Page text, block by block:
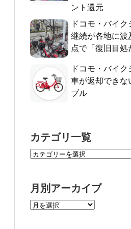
ント還元
ドコモ・バイ
継続が各地に波
点で「復旧目処
ドコモ・バイ
車が返却できな
ブル
カテゴリ一覧
月別アーカイブ